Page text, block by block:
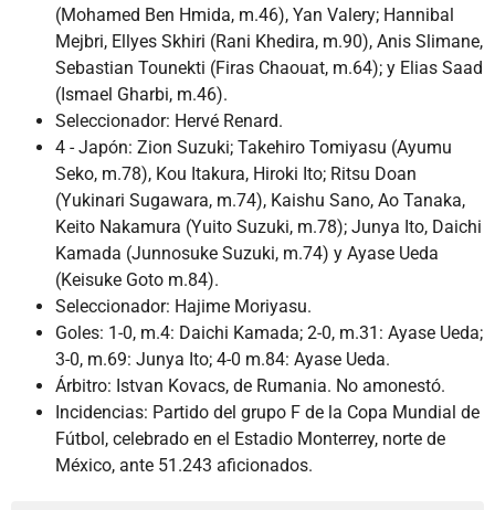
(Mohamed Ben Hmida, m.46), Yan Valery; Hannibal
Mejbri, Ellyes Skhiri (Rani Khedira, m.90), Anis Slimane,
Sebastian Tounekti (Firas Chaouat, m.64); y Elias Saad
(Ismael Gharbi, m.46).
Seleccionador: Hervé Renard.
4 - Japón: Zion Suzuki; Takehiro Tomiyasu (Ayumu
Seko, m.78), Kou Itakura, Hiroki Ito; Ritsu Doan
(Yukinari Sugawara, m.74), Kaishu Sano, Ao Tanaka,
Keito Nakamura (Yuito Suzuki, m.78); Junya Ito, Daichi
Kamada (Junnosuke Suzuki, m.74) y Ayase Ueda
(Keisuke Goto m.84).
Seleccionador: Hajime Moriyasu.
Goles: 1-0, m.4: Daichi Kamada; 2-0, m.31: Ayase Ueda;
3-0, m.69: Junya Ito; 4-0 m.84: Ayase Ueda.
Árbitro: Istvan Kovacs, de Rumania. No amonestó.
Incidencias: Partido del grupo F de la Copa Mundial de
Fútbol, celebrado en el Estadio Monterrey, norte de
México, ante 51.243 aficionados.